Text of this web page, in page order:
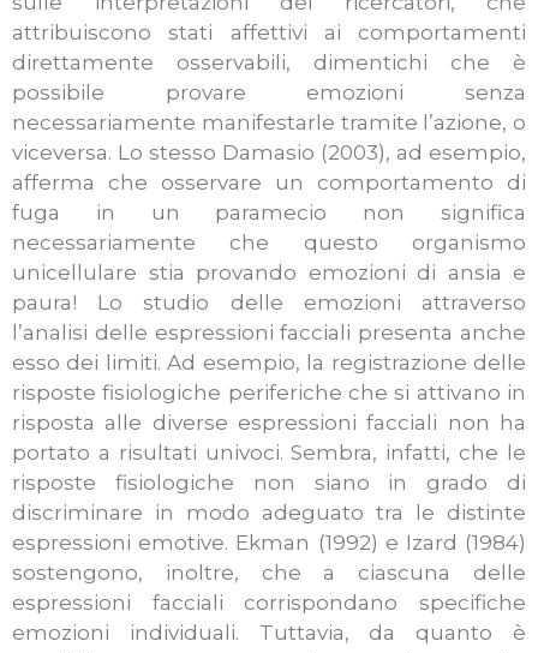
attribuiscono stati affettivi ai comportamenti
direttamente osservabili, dimentichi che è
possibile provare emozioni senza
necessariamente manifestarle tramite l’azione, o
viceversa. Lo stesso Damasio (2003), ad esempio,
afferma che osservare un comportamento di
fuga in un paramecio non significa
necessariamente che questo organismo
unicellulare stia provando emozioni di ansia e
paura! Lo studio delle emozioni attraverso
l’analisi delle espressioni facciali presenta anche
esso dei limiti. Ad esempio, la registrazione delle
risposte fisiologiche periferiche che si attivano in
risposta alle diverse espressioni facciali non ha
portato a risultati univoci. Sembra, infatti, che le
risposte fisiologiche non siano in grado di
discriminare in modo adeguato tra le distinte
espressioni emotive. Ekman (1992) e Izard (1984)
sostengono, inoltre, che a ciascuna delle
espressioni facciali corrispondano specifiche
emozioni individuali. Tuttavia, da quanto è